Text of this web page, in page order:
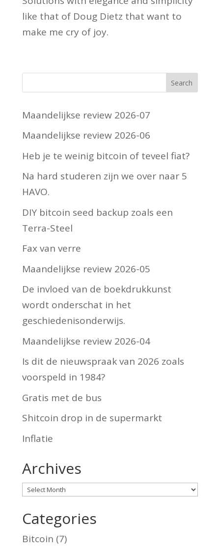
like that of Doug Dietz that want to
make me cry of joy.
Maandelijkse review 2026-07
Maandelijkse review 2026-06
Heb je te weinig bitcoin of teveel fiat?
Na hard studeren zijn we over naar 5
HAVO.
DIY bitcoin seed backup zoals een
Terra-Steel
Fax van verre
Maandelijkse review 2026-05
De invloed van de boekdrukkunst
wordt onderschat in het
geschiedenisonderwijs.
Maandelijkse review 2026-04
Is dit de nieuwspraak van 2026 zoals
voorspeld in 1984?
Gratis met de bus
Shitcoin drop in de supermarkt
Inflatie
Archives
Archives
Categories
Bitcoin (7)